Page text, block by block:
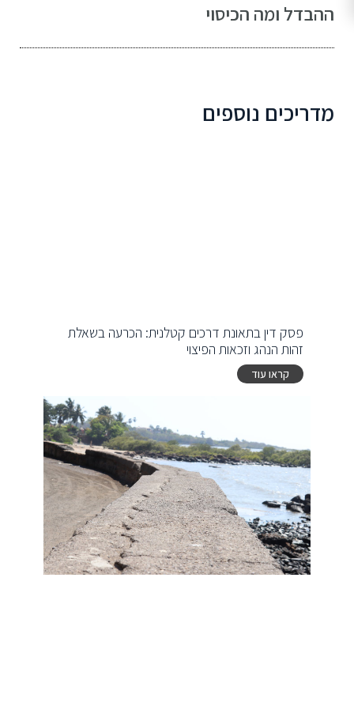
ההבדל ומה הכיסוי
מדריכים נוספים
פסק דין בתאונת דרכים קטלנית: הכרעה בשאלת
זהות הנהג וזכאות הפיצוי
קראו עוד